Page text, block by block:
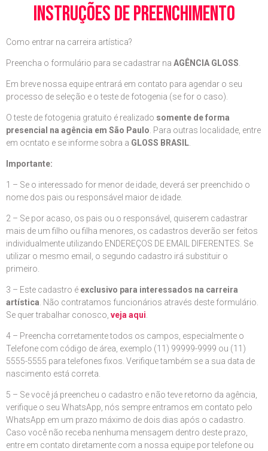
instruções de preenchimento
Como entrar na carreira artística?
Preencha o formulário para se cadastrar na AGÊNCIA GLOSS
Em breve nossa equipe entrará em contato para agendar o seu
processo de seleção e o teste de fotogenia (se for o caso).
O teste de fotogenia gratuito é realizado somente de forma
presencial na agência em São Paulo . Para outras localidade, entre
em ocntato e se informe sobra a GLOSS BRASIL
Importante:
1 – Se o interessado for menor de idade, deverá ser preenchido o
nome dos pais ou responsável maior de idade.
2 – Se por acaso, os pais ou o responsável, quiserem cadastrar
mais de um filho ou filha menores, os cadastros deverão ser feitos
individualmente utilizando ENDEREÇOS DE EMAIL DIFERENTES. Se
utilizar o mesmo email, o segundo cadastro irá substituir o
primeiro.
3 – Este cadastro é exclusivo para interessados na carreira
artística . Não contratamos funcionários através deste formulário.
Se quer trabalhar conosco, veja aqui
4 – Preencha corretamente todos os campos, especialmente o
Telefone com código de área, exemplo (11) 99999-9999 ou (11)
5555-5555 para telefones fixos. Verifique também se a sua data de
nascimento está correta.
5 – Se você já preencheu o cadastro e não teve retorno da agência,
verifique o seu WhatsApp, nós sempre entramos em contato pelo
WhatsApp em um prazo máximo de dois dias após o cadastro.
Caso você não receba nenhuma mensagem dentro deste prazo,
entre em contato diretamente com a nossa equipe por telefone ou